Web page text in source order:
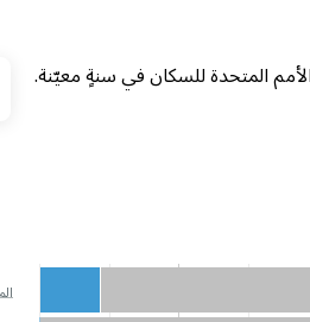
المتحدة للسكان في سنةٍ معيّنة.